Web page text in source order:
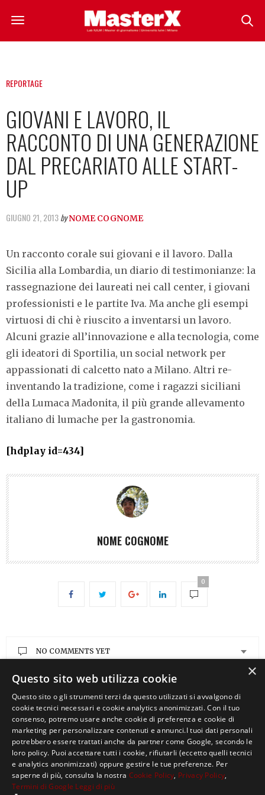
REPORTAGE
GIOVANI E LAVORO, IL
RACCONTO DI UNA GENERAZIONE
DAL PRECARIATO ALLE START-
UP
GIUGNO 21, 2013byNOME COGNOME
Un racconto corale sui giovani e il lavoro. Dalla
Sicilia alla Lombardia, un diario di testimonianze: la
rassegnazione dei laureati nei call center, i giovani
professionisti e le partite Iva. Ma anche gli esempi
virtuosi di chi è riuscito a inventarsi un lavoro.
Alcuni grazie all’innovazione e alla tecnologia, come
gli ideatori di Sportilia, un social network per
appassionati di calcetto nato a Milano. Altri re-
inventando la tradizione, come i ragazzi siciliani
della Lumaca Madonita, il più grande allevamento
italiano di lumache per la gastronomia.
[hdplay id=434]
NOME COGNOME
0
NO COMMENTS YET
Comments are closed
×
Questo sito web utilizza cookie
Questo sito o gli strumenti terzi da questo utilizzati si avvalgono di
cookie tecnici necessari e cookie analytics anonimizzati. Con il tuo
consenso, potremo usare anche cookie di preferenza e cookie di
marketing per personalizzare contenuti e annunci.I tuoi dati personali
potrebbero essere trattati anche da partner come Google, secondo le
loro policy. Puoi accettare tutti i cookie, rifiutarli (eccetto quelli tecnici
e analytics anonimizzati) oppure gestire le tue preferenze. Per
saperne di più, consulta la nostra Cookie Policy, Privacy Policy,
Termini di Google Leggi di più